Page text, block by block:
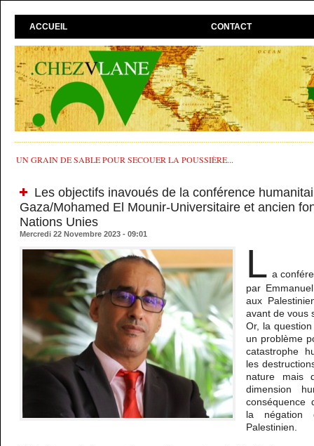
ACCUEIL CONTACT
UN GRAIN DE SABLE POUR SECOUER LA POUSSIÈRE...
Les objectifs inavoués de la conférence
Gaza/Mohamed El Mounir-Universitaire et ancien
Nations Unies
Mercredi 22 Novembre 2023 - 09:01
L a
par
aux
avant de vous
Or, la question
un problème
catastrophe
les
nature mais
dimension
conséquence
la négation
Palestinien.